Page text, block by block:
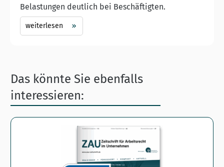
Belastungen deutlich bei Beschäftigten.
weiterlesen
Das könnte Sie ebenfalls
interessieren: